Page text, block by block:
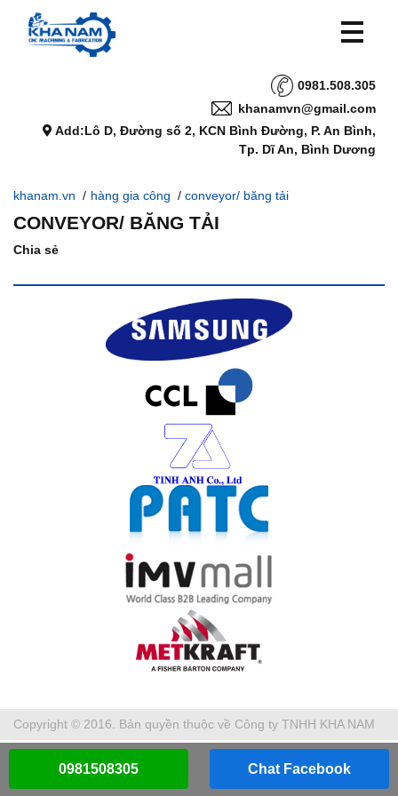
0981.508.305
khanamvn@gmail.com
Add:Lô D, Đường số 2, KCN Bình Đường, P. An Bình,
Tp. Dĩ An, Bình Dương
khanam.vn / hàng gia công / conveyor/ băng tải
CONVEYOR/ BĂNG TẢI
Chia sẻ
Copyright © 2016. Bản quyền thuộc về Công ty TNHH KHA NAM
0981508305 Chat Facebook